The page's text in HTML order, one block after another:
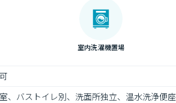
室内洗濯機置場
、バストイレ別、洗面所独立、温水洗浄便座